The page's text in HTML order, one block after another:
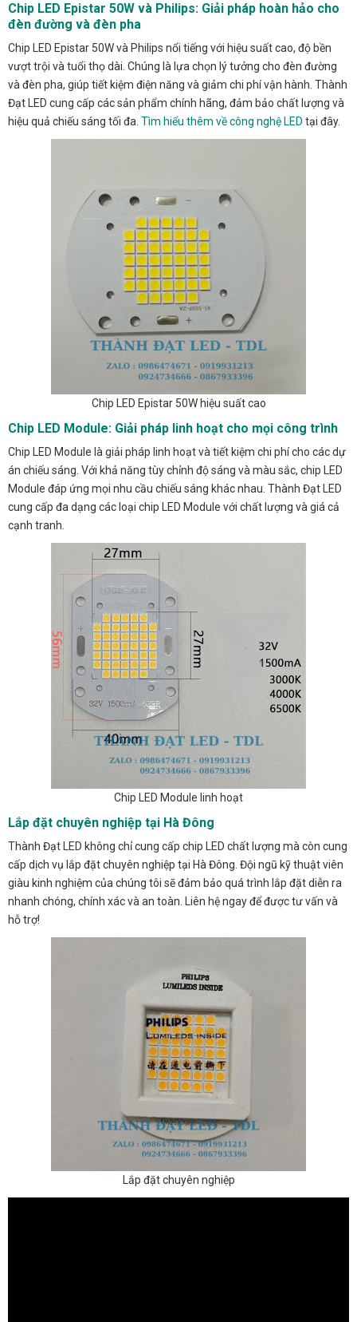
Chip LED Epistar 50W và Philips: Giải pháp hoàn hảo cho
đèn đường và đèn pha
Chip LED Epistar 50W và Philips nổi tiếng với hiệu suất cao, độ bền
vượt trội và tuổi thọ dài. Chúng là lựa chọn lý tưởng cho đèn đường
và đèn pha, giúp tiết kiệm điện năng và giảm chi phí vận hành. Thành
Đạt LED cung cấp các sản phẩm chính hãng, đảm bảo chất lượng và
hiệu quả chiếu sáng tối đa. Tìm hiểu thêm về công nghệ LED tại đây.
Chip LED Epistar 50W hiệu suất cao
Chip LED Module: Giải pháp linh hoạt cho mọi công trình
Chip LED Module là giải pháp linh hoạt và tiết kiệm chi phí cho các dự
án chiếu sáng. Với khả năng tùy chỉnh độ sáng và màu sắc, chip LED
Module đáp ứng mọi nhu cầu chiếu sáng khác nhau. Thành Đạt LED
cung cấp đa dạng các loại chip LED Module với chất lượng và giá cả
cạnh tranh.
Chip LED Module linh hoạt
Lắp đặt chuyên nghiệp tại Hà Đông
Thành Đạt LED không chỉ cung cấp chip LED chất lượng mà còn cung
cấp dịch vụ lắp đặt chuyên nghiệp tại Hà Đông. Đội ngũ kỹ thuật viên
giàu kinh nghiệm của chúng tôi sẽ đảm bảo quá trình lắp đặt diễn ra
nhanh chóng, chính xác và an toàn. Liên hệ ngay để được tư vấn và
hỗ trợ!
Lắp đặt chuyên nghiệp